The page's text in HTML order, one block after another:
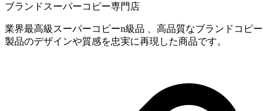
ブランドスーパーコピー専門店
業界最高級スーパーコピーn級品 、高品質なブランドコピー
製品のデザインや質感を忠実に再現した商品です。